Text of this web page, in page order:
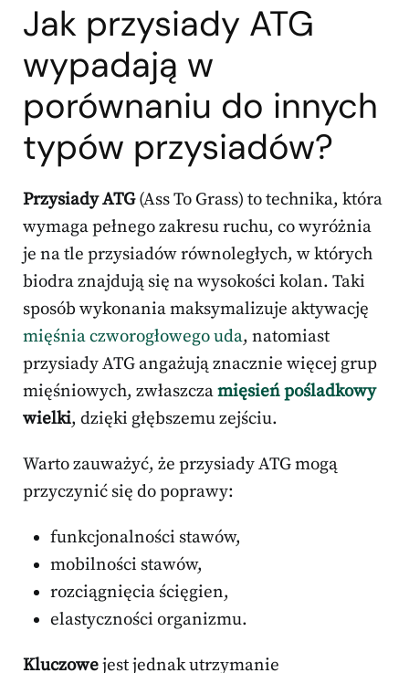
Jak przysiady ATG
wypadają w
porównaniu do innych
typów przysiadów?
Przysiady ATG(Ass To Grass) to technika, która
wymaga pełnego zakresu ruchu, co wyróżnia
je na tle przysiadów równoległych, w których
biodra znajdują się na wysokości kolan. Taki
sposób wykonania maksymalizuje aktywację
mięśnia czworogłowego uda, natomiast
przysiady ATG angażują znacznie więcej grup
mięśniowych, zwłaszczamięsień pośladkowy
wielki, dzięki głębszemu zejściu.
Warto zauważyć, że przysiady ATG mogą
przyczynić się do poprawy:
funkcjonalności stawów,
mobilności stawów,
rozciągnięcia ścięgien,
elastyczności organizmu.
Kluczowejest jednak utrzymanie